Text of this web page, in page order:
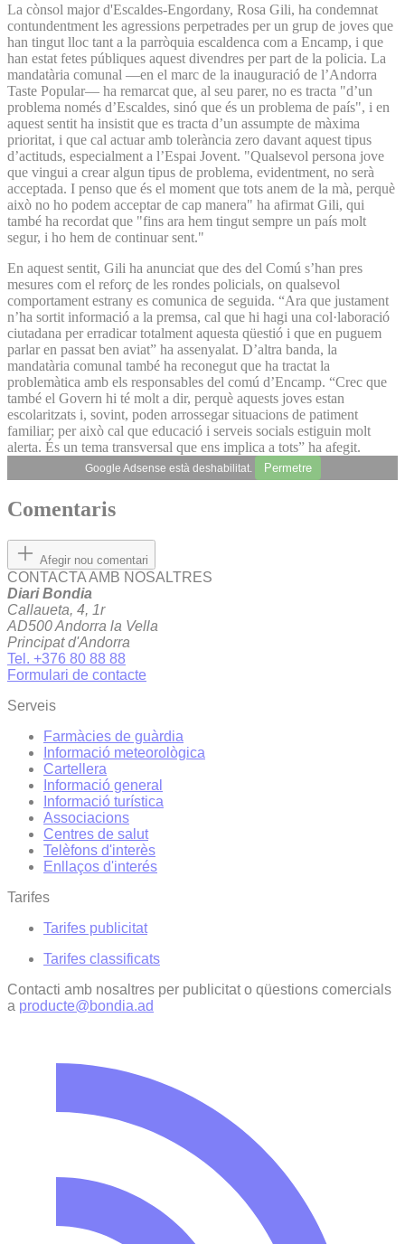
La cònsol major d'Escaldes-Engordany, Rosa Gili, ha condemnat
contundentment les agressions perpetrades per un grup de joves que
han tingut lloc tant a la parròquia escaldenca com a Encamp, i que
han estat fetes públiques aquest divendres per part de la policia. La
mandatària comunal —en el marc de la inauguració de l’Andorra
Taste Popular— ha remarcat que, al seu parer, no es tracta "d’un
problema només d’Escaldes, sinó que és un problema de país", i en
aquest sentit ha insistit que es tracta d’un assumpte de màxima
prioritat, i que cal actuar amb tolerància zero davant aquest tipus
d’actituds, especialment a l’Espai Jovent. "Qualsevol persona jove
que vingui a crear algun tipus de problema, evidentment, no serà
acceptada. I penso que és el moment que tots anem de la mà, perquè
això no ho podem acceptar de cap manera" ha afirmat Gili, qui
també ha recordat que "fins ara hem tingut sempre un país molt
segur, i ho hem de continuar sent."
En aquest sentit, Gili ha anunciat que des del Comú s’han pres
mesures com el reforç de les rondes policials, on qualsevol
comportament estrany es comunica de seguida. “Ara que justament
n’ha sortit informació a la premsa, cal que hi hagi una col·laboració
ciutadana per erradicar totalment aquesta qüestió i que en puguem
parlar en passat ben aviat” ha assenyalat. D’altra banda, la
mandatària comunal també ha reconegut que ha tractat la
problemàtica amb els responsables del comú d’Encamp. “Crec que
també el Govern hi té molt a dir, perquè aquests joves estan
escolaritzats i, sovint, poden arrossegar situacions de patiment
familiar; per això cal que educació i serveis socials estiguin molt
alerta. És un tema transversal que ens implica a tots” ha afegit.
Google Adsense està deshabilitat. Permetre
Comentaris
Afegir nou comentari
CONTACTA AMB NOSALTRES
Diari Bondia
Callaueta, 4, 1r
AD500 Andorra la Vella
Principat d'Andorra
Tel. +376 80 88 88
Formulari de contacte
Serveis
Farmàcies de guàrdia
Informació meteorològica
Cartellera
Informació general
Informació turística
Associacions
Centres de salut
Telèfons d'interès
Enllaços d'interés
Tarifes
Tarifes publicitat
Tarifes classificats
Contacti amb nosaltres per publicitat o qüestions comercials
a producte@bondia.ad